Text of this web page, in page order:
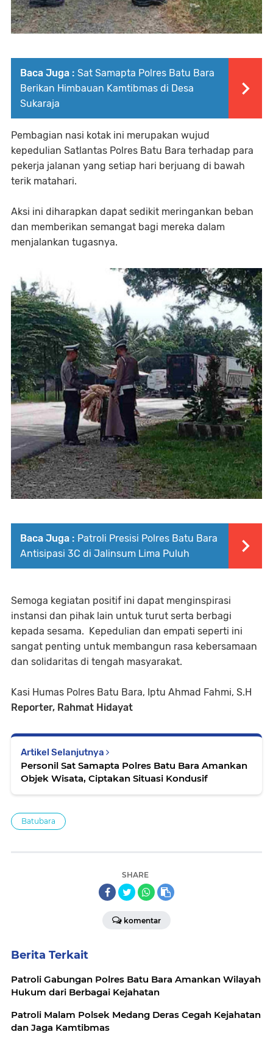
Baca Juga : Sat Samapta Polres Batu Bara
Berikan Himbauan Kamtibmas di Desa
Sukaraja
Pembagian nasi kotak ini merupakan wujud
kepedulian Satlantas Polres Batu Bara terhadap para
pekerja jalanan yang setiap hari berjuang di bawah
terik matahari.
Aksi ini diharapkan dapat sedikit meringankan beban
dan memberikan semangat bagi mereka dalam
menjalankan tugasnya.
Baca Juga : Patroli Presisi Polres Batu Bara
Antisipasi 3C di Jalinsum Lima Puluh
Semoga kegiatan positif ini dapat menginspirasi
instansi dan pihak lain untuk turut serta berbagi
kepada sesama. Kepedulian dan empati seperti ini
sangat penting untuk membangun rasa kebersamaan
dan solidaritas di tengah masyarakat.
Kasi Humas Polres Batu Bara, Iptu Ahmad Fahmi, S.H
Reporter, Rahmat Hidayat
Artikel Selanjutnya
Personil Sat Samapta Polres Batu Bara Amankan
Objek Wisata, Ciptakan Situasi Kondusif
Batubara
SHARE
komentar
Berita Terkait
Patroli Gabungan Polres Batu Bara Amankan Wilayah
Hukum dari Berbagai Kejahatan
Patroli Malam Polsek Medang Deras Cegah Kejahatan
dan Jaga Kamtibmas